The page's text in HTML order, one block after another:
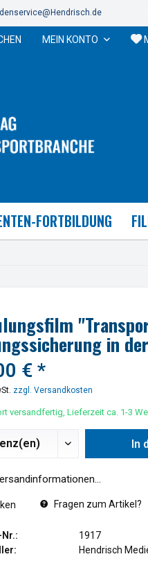
MEIN KONTO
FORTBILDUNG
in
€ *
zzgl. Versandkosten
versandfertig, Lieferzeit ca. 1-3
In
Fragen zum Artikel?
1917
Hendrisch